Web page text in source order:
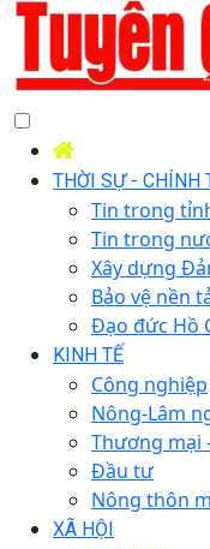
THỜI SỰ - CHÍNH
Tin trong
Tin trong
Xây dựng
Bảo vệ nền
Đạo đức Hồ
KINH TẾ
Công nghiệp
Nông-Lâm
Thương mại
Đầu tư
Nông thôn
XÃ HỘI